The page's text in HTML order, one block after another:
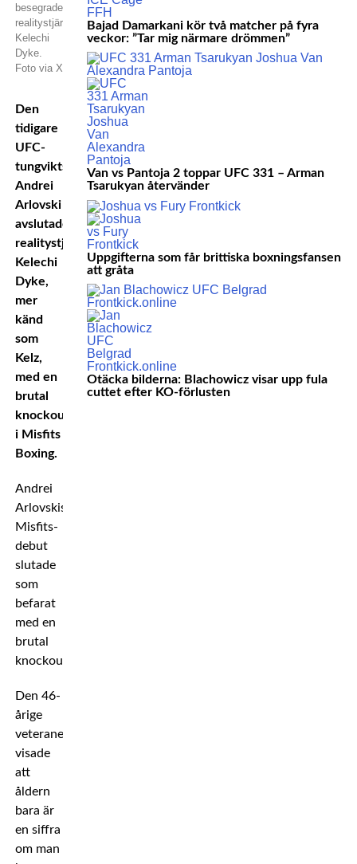
besegrade
realitystjärnan
Kelechi
Dyke.
Foto via X
Den
tidigare
UFC-
tungviktsmästaren
Andrei
Arlovski
avslutade
realitystjärnan
Kelechi
Dyke,
mer
känd
som
Kelz,
med en
brutal
knockout
i Misfits
Boxing.
Andrei
Arlovskis
Misfits-
debut
slutade
som
befarat
med en
brutal
knockout.
Den 46-
årige
veteranen
visade
att
åldern
bara är
en siffra
om man
Bajad Damarkani kör två matcher på fyra
veckor: ”Tar mig närmare drömmen”
Van vs Pantoja 2 toppar UFC 331 – Arman
Tsarukyan återvänder
Uppgifterna som får brittiska boxningsfansen
att gråta
Otäcka bilderna: Blachowicz visar upp fula
cuttet efter KO-förlusten